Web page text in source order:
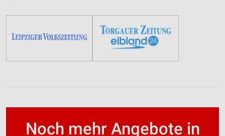
Noch mehr Angebote in